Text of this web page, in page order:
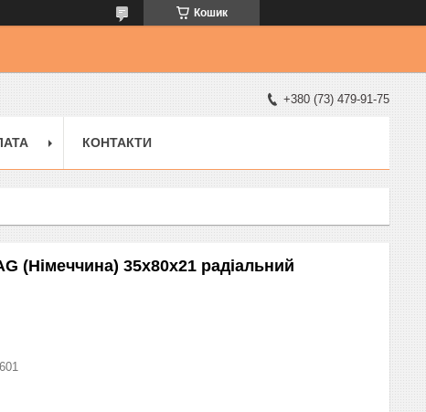
Кошик
+380 (73) 479-91-75
КОНТАКТИ
(Німеччина) 35x80x21 радіальний